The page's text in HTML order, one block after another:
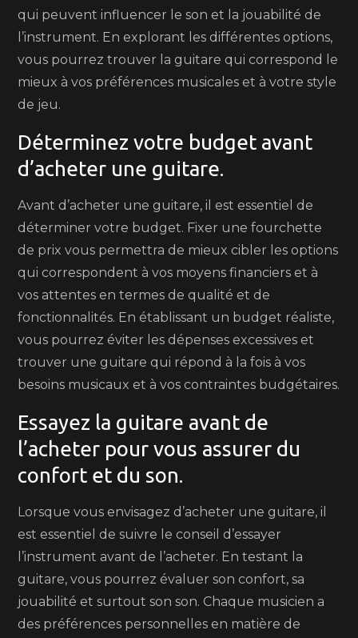
qui peuvent influencer le son et la jouabilité de
l’instrument. En explorant les différentes options,
vous pourrez trouver la guitare qui correspond le
mieux à vos préférences musicales et à votre style
de jeu.
Déterminez votre budget avant
d’acheter une guitare.
Avant d’acheter une guitare, il est essentiel de
déterminer votre budget. Fixer une fourchette
de prix vous permettra de mieux cibler les options
qui correspondent à vos moyens financiers et à
vos attentes en termes de qualité et de
fonctionnalités. En établissant un budget réaliste,
vous pourrez éviter les dépenses excessives et
trouver une guitare qui répond à la fois à vos
besoins musicaux et à vos contraintes budgétaires.
Essayez la guitare avant de
l’acheter pour vous assurer du
confort et du son.
Lorsque vous envisagez d’acheter une guitare, il
est essentiel de suivre le conseil d’essayer
l’instrument avant de l’acheter. En testant la
guitare, vous pourrez évaluer son confort, sa
jouabilité et surtout son son. Chaque musicien a
des préférences personnelles en matière de